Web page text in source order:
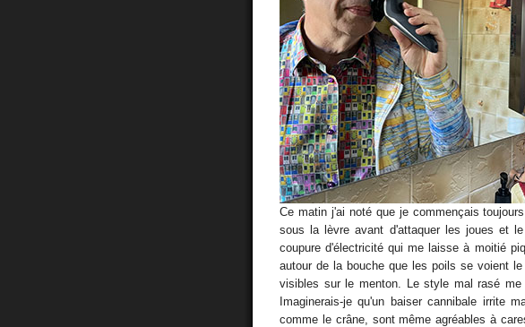
Ce matin j'ai noté que je commençais
sous la lèvre avant d'attaquer les joues et
coupure d'électricité qui me laisse à moitié
autour de la bouche que les poils se voient
visibles sur le menton. Le style mal rasé me
Imaginerais-je qu'un baiser cannibale irrite
comme le crâne, sont même agréables à